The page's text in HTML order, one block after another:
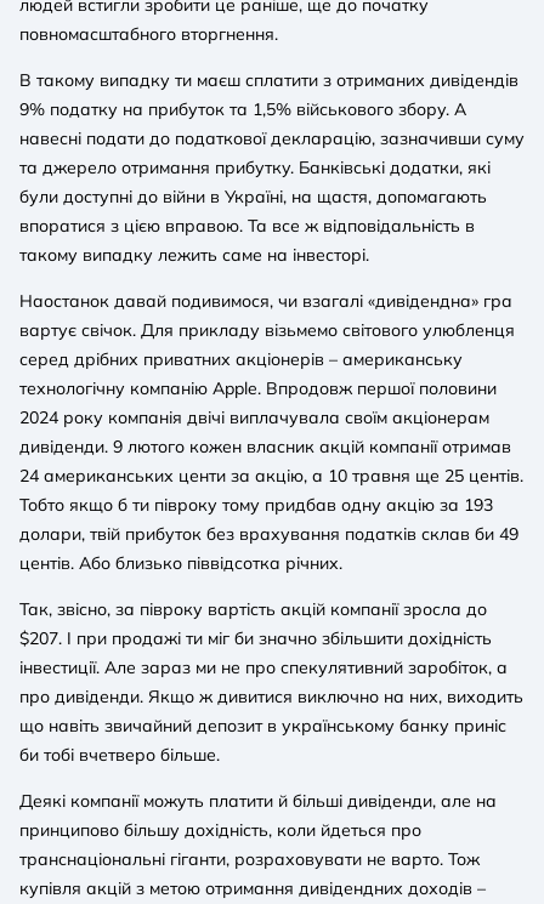
людей встигли зробити це раніше, ще до початку
повномасштабного вторгнення.
В такому випадку ти маєш сплатити з отриманих дивідендів
9% податку на прибуток та 1,5% військового збору. А
навесні подати до податкової декларацію, зазначивши суму
та джерело отримання прибутку. Банківські додатки, які
були доступні до війни в Україні, на щастя, допомагають
впоратися з цією вправою. Та все ж відповідальність в
такому випадку лежить саме на інвесторі.
Наостанок давай подивимося, чи взагалі «дивідендна» гра
вартує свічок. Для прикладу візьмемо світового улюбленця
серед дрібних приватних акціонерів – американську
технологічну компанію Apple. Впродовж першої половини
2024 року компанія двічі виплачувала своїм акціонерам
дивіденди. 9 лютого кожен власник акцій компанії отримав
24 американських центи за акцію, а 10 травня ще 25 центів.
Тобто якщо б ти півроку тому придбав одну акцію за 193
долари, твій прибуток без врахування податків склав би 49
центів. Або близько піввідсотка річних.
Так, звісно, за півроку вартість акцій компанії зросла до
$207. І при продажі ти міг би значно збільшити дохідність
інвестиції. Але зараз ми не про спекулятивний заробіток, а
про дивіденди. Якщо ж дивитися виключно на них, виходить
що навіть звичайний депозит в українському банку приніс
би тобі вчетверо більше.
Деякі компанії можуть платити й більші дивіденди, але на
принципово більшу дохідність, коли йдеться про
транснаціональні гіганти, розраховувати не варто. Тож
купівля акцій з метою отримання дивідендних доходів –